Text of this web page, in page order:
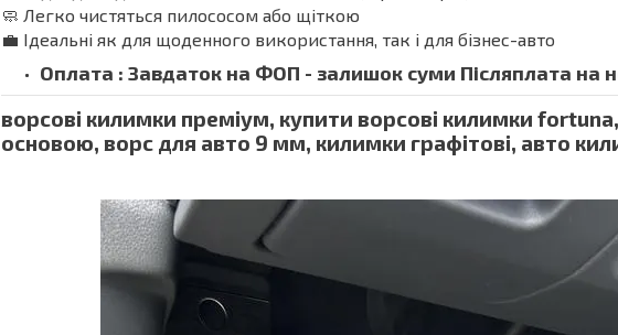
🧼 Легко чистяться пилососом або щіткою
💼 Ідеальні як для щоденного використання, так і для бізнес-авто
Оплата : Завдаток на ФОП - залишок суми Післяплата на
ворсові килимки преміум, купити ворсові килимки
основою, ворс для авто 9 мм, килимки графітові, авто